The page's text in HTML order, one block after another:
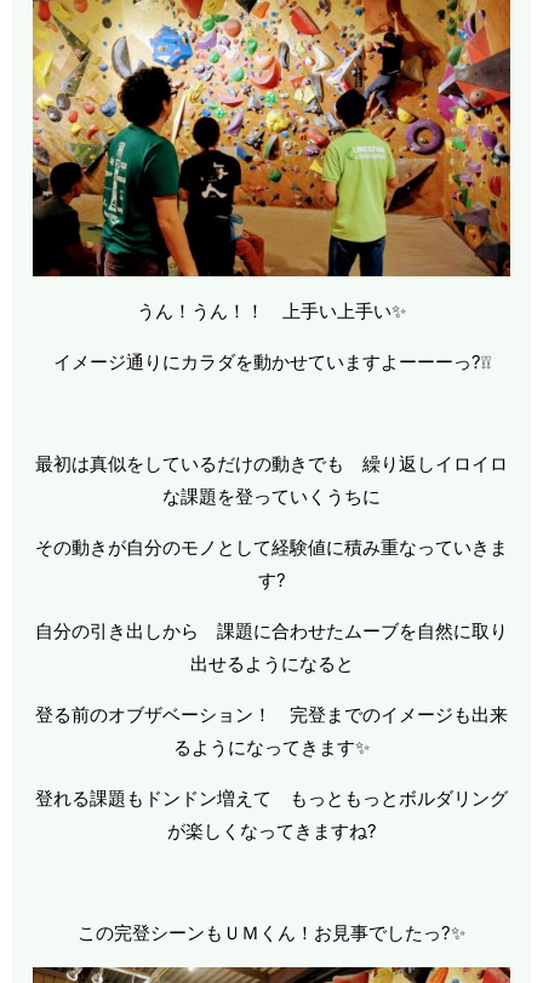
うん！うん！！ 上手い上手い✨
イメージ通りにカラダを動かせていますよーーーっ?❕❕
最初は真似をしているだけの動きでも 繰り返しイロイロ
な課題を登っていくうちに
その動きが自分のモノとして経験値に積み重なっていきま
す?
自分の引き出しから 課題に合わせたムーブを自然に取り
出せるようになると
登る前のオブザベーション！ 完登までのイメージも出来
るようになってきます✨
登れる課題もドンドン増えて もっともっとボルダリング
が楽しくなってきますね?
この完登シーンもＵＭくん！お見事でしたっ?✨